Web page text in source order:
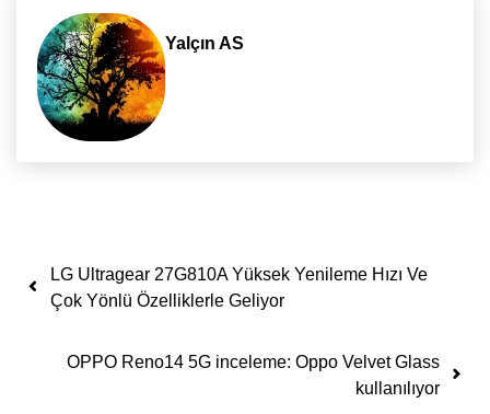
Yalçın AS
Yazı dolaşımı
LG Ultragear 27G810A Yüksek Yenileme Hızı Ve
Çok Yönlü Özelliklerle Geliyor
OPPO Reno14 5G inceleme: Oppo Velvet Glass
kullanılıyor